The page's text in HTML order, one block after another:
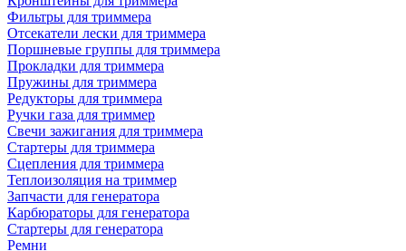
Фильтры для триммера
Отсекатели лески для триммера
Поршневые группы для триммера
Прокладки для триммера
Пружины для триммера
Редукторы для триммера
Ручки газа для триммер
Свечи зажигания для триммера
Стартеры для триммера
Сцепления для триммера
Теплоизоляция на триммер
Запчасти для генератора
Карбюраторы для генератора
Стартеры для генератора
Ремни